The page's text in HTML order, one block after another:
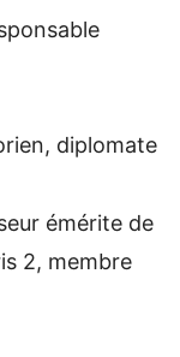
diplomate
émérite de
2, membre